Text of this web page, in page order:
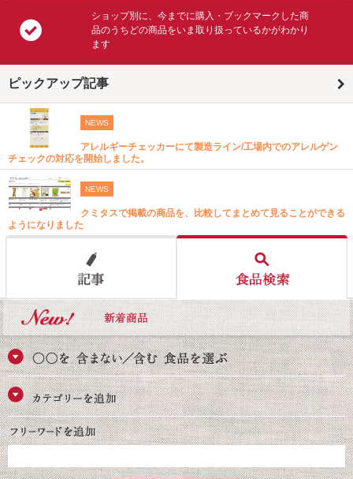
ショップ別に、今までに購入・ブックマークした商
品のうちどの商品をいま取り扱っているかがわかり
ます
ピックアップ記事
NEWS
アレルギーチェッカーにて製造ライン/工場内でのアレルゲン
チェックの対応を開始しました。
NEWS
クミタスで掲載の商品を、比較してまとめて見ることができる
ようになりました